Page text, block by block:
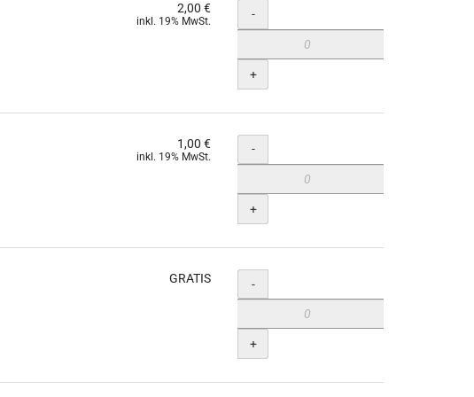
2,00 €
inkl. 19% MwSt. Menge
-
+
1,00 €
inkl. 19% MwSt. Menge
-
+
GRATIS Menge
-
+